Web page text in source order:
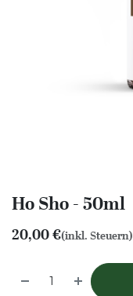
Ho Sho - 50ml
20,00€(inkl. Steuern)